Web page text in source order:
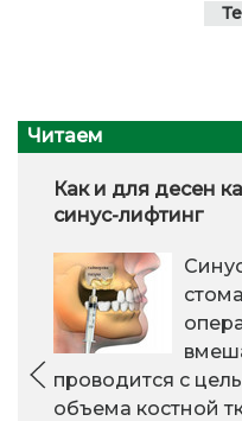
Читаем
Как и для десен
синус-лифтинг
проводится с
объема костной